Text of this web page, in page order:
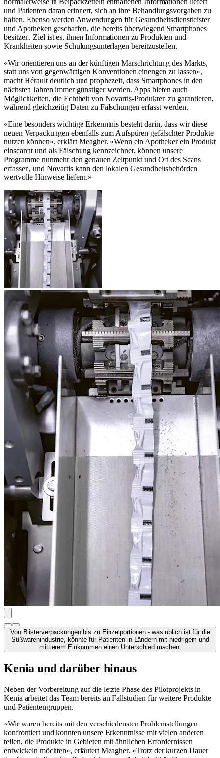
normalerweise in Beipackzetteln enthaltenen Informationen liefert
und Patienten daran erinnert, sich an ihre Behandlungsvorgaben zu
halten. Ebenso werden Anwendungen für Gesundheitsdienstleister
und Apotheken geschaffen, die bereits überwiegend Smartphones
besitzen. Ziel ist es, ihnen Informationen zu Produkten und
Krankheiten sowie Schulungsunterlagen bereitzustellen.
«Wir orientieren uns an der künftigen Marschrichtung des Markts,
statt uns von gegenwärtigen Konventionen einengen zu lassen»,
macht Hérault deutlich und prophezeit, dass Smartphones in den
nächsten Jahren immer günstiger werden. Apps bieten auch
Möglichkeiten, die Echtheit von Novartis-Produkten zu garantieren,
während gleichzeitig Daten zu Fälschungen erfasst werden.
«Eine besonders wichtige Erkenntnis besteht darin, dass wir diese
neuen Verpackungen ebenfalls zum Aufspüren gefälschter Produkte
nutzen können», erklärt Meagher. «Wenn ein Apotheker ein Produkt
einscannt und als Fälschung kennzeichnet, können unsere
Programme nunmehr den genauen Zeitpunkt und Ort des Scans
erfassen, und Novartis kann den lokalen Gesundheitsbehörden
wertvolle Hinweise liefern.»
Von Blisterverpackungen bis zu Einzelportionen - was üblich ist für die
Süßwarenindustrie, könnte für Patienten in Ländern mit niedrigem und
mittlerem Einkommen einen Unterschied machen.
Kenia und darüber hinaus
Neben der Vorbereitung auf die letzte Phase des Pilotprojekts in
Kenia arbeitet das Team bereits an Fallstudien für weitere Produkte
und Patientengruppen.
«Wir waren bereits mit den verschiedensten Problemstellungen
konfrontiert und konnten unsere Erkenntnisse mit vielen anderen
teilen, die Produkte in Gebieten mit ähnlichen Erfordernissen
entwickeln möchten», erläutert Meagher. «Trotz der kurzen Dauer